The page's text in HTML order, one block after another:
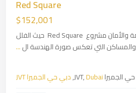
Red Square
$152,001
هل تبحث عن الفخامة والأمان مشروع Red Square حيث الفلل
والمساكن التي تعكس صورة الهندسة ال...
حي الجميرا JVT,Dubai
,دبي حي الجميرا JVT